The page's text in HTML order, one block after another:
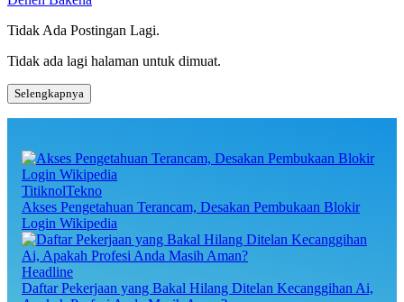
Tidak Ada Postingan Lagi.
Tidak ada lagi halaman untuk dimuat.
Selengkapnya
TitiknolTekno
Akses Pengetahuan Terancam, Desakan Pembukaan Blokir
Login Wikipedia
Headline
Daftar Pekerjaan yang Bakal Hilang Ditelan Kecanggihan Ai,